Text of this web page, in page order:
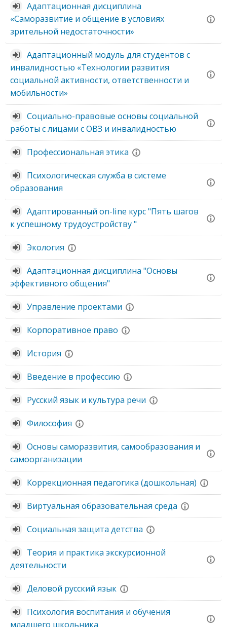
Адаптационная дисциплина
«Саморазвитие и общение в условиях
зрительной недостаточности»
Адаптационный модуль для студентов с
инвалидностью «Технологии развития
социальной активности, ответственности и
мобильности»
Социально-правовые основы социальной
работы с лицами с ОВЗ и инвалидностью
Профессиональная этика
Психологическая служба в системе
образования
Адаптированный on-line курс "Пять шагов
к успешному трудоустройству "
Экология
Адаптационная дисциплина "Основы
эффективного общения"
Управление проектами
Корпоративное право
История
Введение в профессию
Русский язык и культура речи
Философия
Основы саморазвития, самообразования и
самоорганизации
Коррекционная педагогика (дошкольная)
Виртуальная образовательная среда
Социальная защита детства
Теория и практика экскурсионной
деятельности
Деловой русский язык
Психология воспитания и обучения
младшего школьника